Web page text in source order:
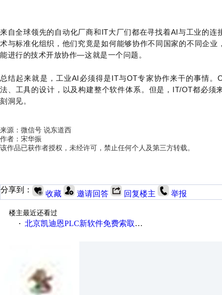
来自全球领先的自动化厂商和IT大厂们都在寻找着AI与工业的
术与标准化组织，他们究竟是如何能够协作不同国家的不同企
能进行的技术开放协作—这就是一个问题。
总结起来就是，工业AI必须得是IT与OT专家协作来干的事情
法、工具的设计，以及构建整个软件体系。但是，IT/OT都必
刻洞见。
来源：微信号 说东道西
作者：宋华振
该作品已获作者授权，未经许可，禁止任何个人及第三方转载。
分享到： 收藏 邀请回答 回复楼主 举报
楼主最近还看过
· 北京凯迪恩PLC新软件免费索取、下载